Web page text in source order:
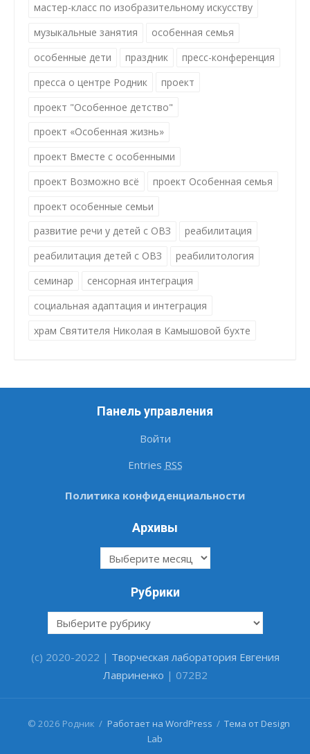
мастер-класс по изобразительному искусству
музыкальные занятия
особенная семья
особенные дети
праздник
пресс-конференция
пресса о центре Родник
проект
проект "Особенное детство"
проект «Особенная жизнь»
проект Вместе с особенными
проект Возможно всё
проект Особенная семья
проект особенные семьи
развитие речи у детей с ОВЗ
реабилитация
реабилитация детей с ОВЗ
реабилитология
семинар
сенсорная интеграция
социальная адаптация и интеграция
храм Святителя Николая в Камышовой бухте
Панель управления
Войти
Entries RSS
Политика конфиденциальности
Архивы
Архивы
Рубрики
Рубрики
(c) 2020-2022 | Творческая лаборатория Евгения
Лавриненко | 072B2
© 2026 Родник / Работает на WordPress / Тема от Design
Lab